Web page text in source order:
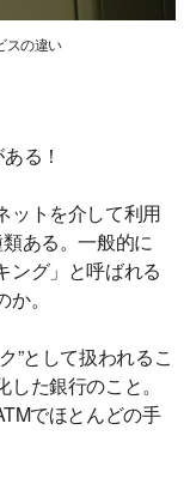
スの違い
る！
ットを介して利用
ある。一般的に
ング」と呼ばれる
。
”として扱われるこ
た銀行のこと。
でほとんどの手